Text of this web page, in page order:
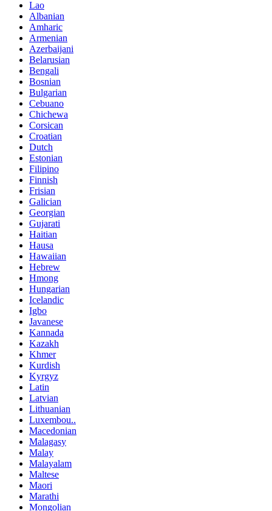
Lao
Albanian
Amharic
Armenian
Azerbaijani
Belarusian
Bengali
Bosnian
Bulgarian
Cebuano
Chichewa
Corsican
Croatian
Dutch
Estonian
Filipino
Finnish
Frisian
Galician
Georgian
Gujarati
Haitian
Hausa
Hawaiian
Hebrew
Hmong
Hungarian
Icelandic
Igbo
Javanese
Kannada
Kazakh
Khmer
Kurdish
Kyrgyz
Latin
Latvian
Lithuanian
Luxembou..
Macedonian
Malagasy
Malay
Malayalam
Maltese
Maori
Marathi
Mongolian